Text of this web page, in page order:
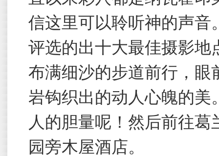
信这里可以聆听神的声音
评选的出十大最佳摄影地
布满细沙的步道前行，眼
岩钩织出的动人心魄的
人的胆量呢！然后前往
园旁木屋酒店。